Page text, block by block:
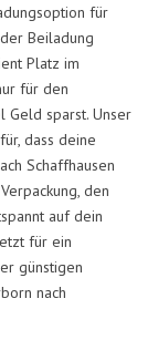
für
Beiladung
Platz im
für den
Geld sparst. Unser
dass deine
Schaffhausen
den
auf dein
für ein
günstigen
nach